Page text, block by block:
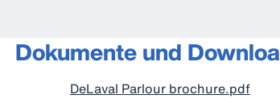
Dokumente und
DeLaval Parlour brochure.pdf